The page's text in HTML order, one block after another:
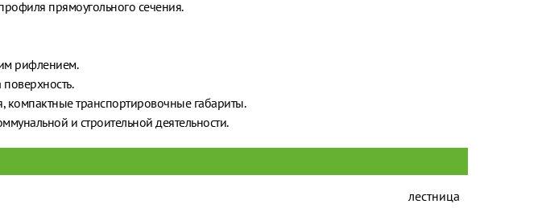
прямоугольного сечения.
рифлением.
компактные транспортировочные габариты.
и строительной деятельности.
лестница